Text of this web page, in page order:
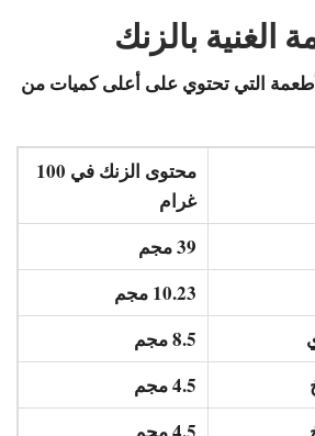
الغنية بالزنك
التي تحتوي على أعلى كميات من
محتوى الزنك في 100
غرام
39 مجم
10.23 مجم
8.5 مجم
4.5 مجم